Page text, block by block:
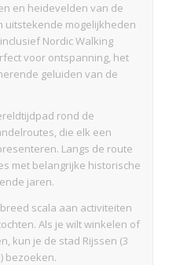
en heidevelden van de
uitstekende mogelijkheden
Nordic Walking
voor ontspanning, het
geluiden van de
rond de
die elk een
Langs de route
met belangrijke historische
jaren.
scala aan activiteiten
Als je wilt winkelen of
kun je de stad Rijssen (3
bezoeken.